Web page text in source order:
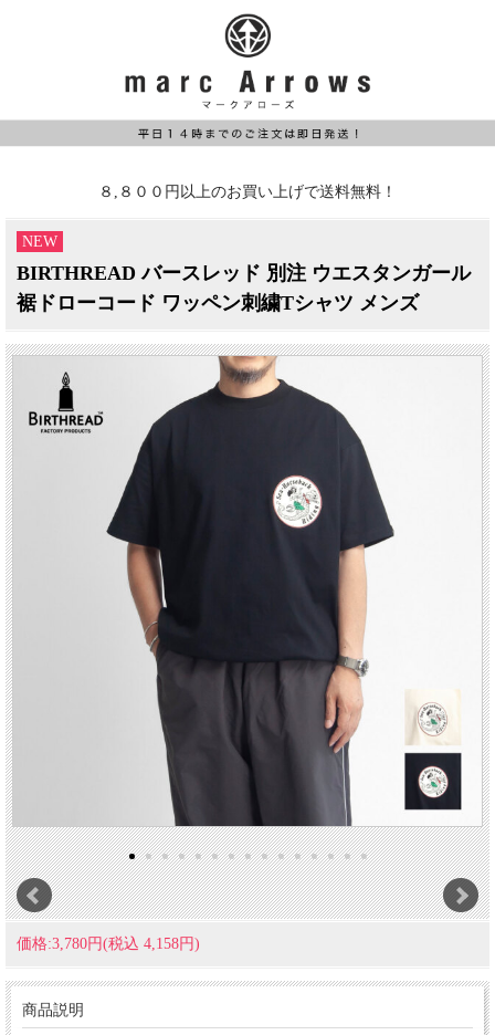
８,８００円以上のお買い上げで送料無料！
NEW
BIRTHREAD バースレッド 別注 ウエスタンガール
裾ドローコード ワッペン刺繍Tシャツ メンズ
価格:3,780円(税込 4,158円)
商品説明